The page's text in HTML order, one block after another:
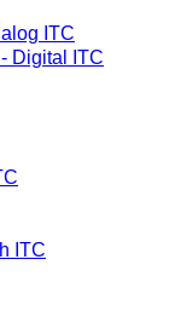
ITC
Digital ITC
ITC